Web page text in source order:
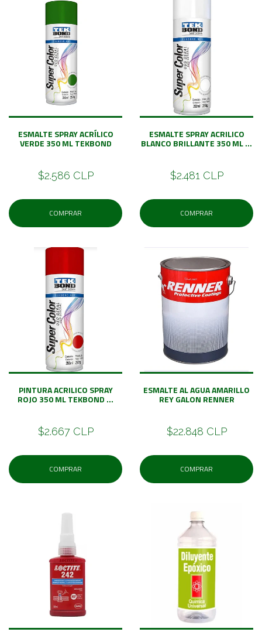
ESMALTE SPRAY ACRÍLICO
VERDE 350 ML TEKBOND
$2.586 CLP
COMPRAR
ESMALTE SPRAY ACRILICO
BLANCO BRILLANTE 350 ML ...
$2.481 CLP
COMPRAR
PINTURA ACRILICO SPRAY
ROJO 350 ML TEKBOND ...
$2.667 CLP
COMPRAR
ESMALTE AL AGUA AMARILLO
REY GALON RENNER
$22.848 CLP
COMPRAR